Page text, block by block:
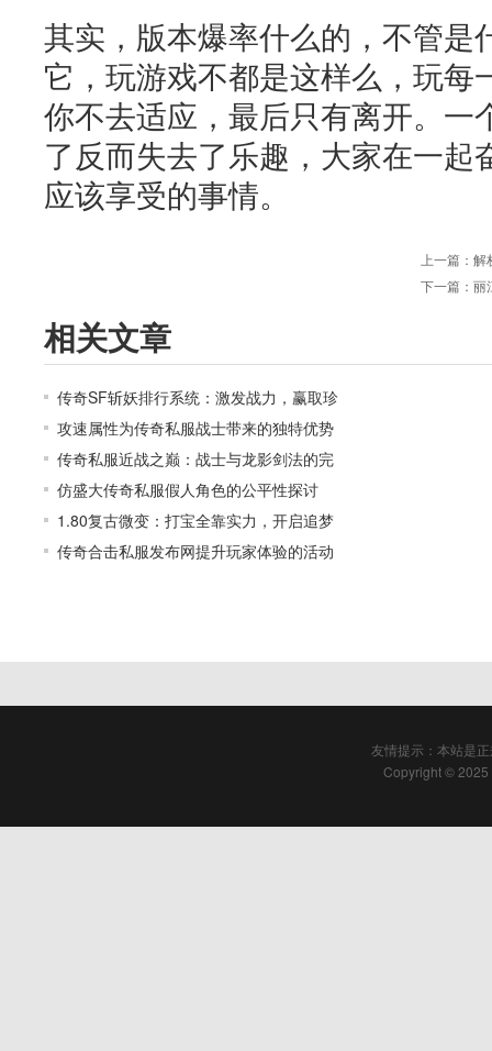
其实，版本爆率什么的，不管是
它，玩游戏不都是这样么，玩每
你不去适应，最后只有离开。一
了反而失去了乐趣，大家在一起
应该享受的事情。
上一篇： 解
下一篇： 丽
相关文章
传奇SF斩妖排行系统：激发战力，赢取珍
攻速属性为传奇私服战士带来的独特优势
传奇私服近战之巅：战士与龙影剑法的完
仿盛大传奇私服假人角色的公平性探讨
1.80复古微变：打宝全靠实力，开启追梦
传奇合击私服发布网提升玩家体验的活动
友情提示：本站是
Copyright © 2025